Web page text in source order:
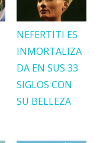
NEFERTITI ES
INMORTALIZA
DA EN SUS 33
SIGLOS CON
SU BELLEZA